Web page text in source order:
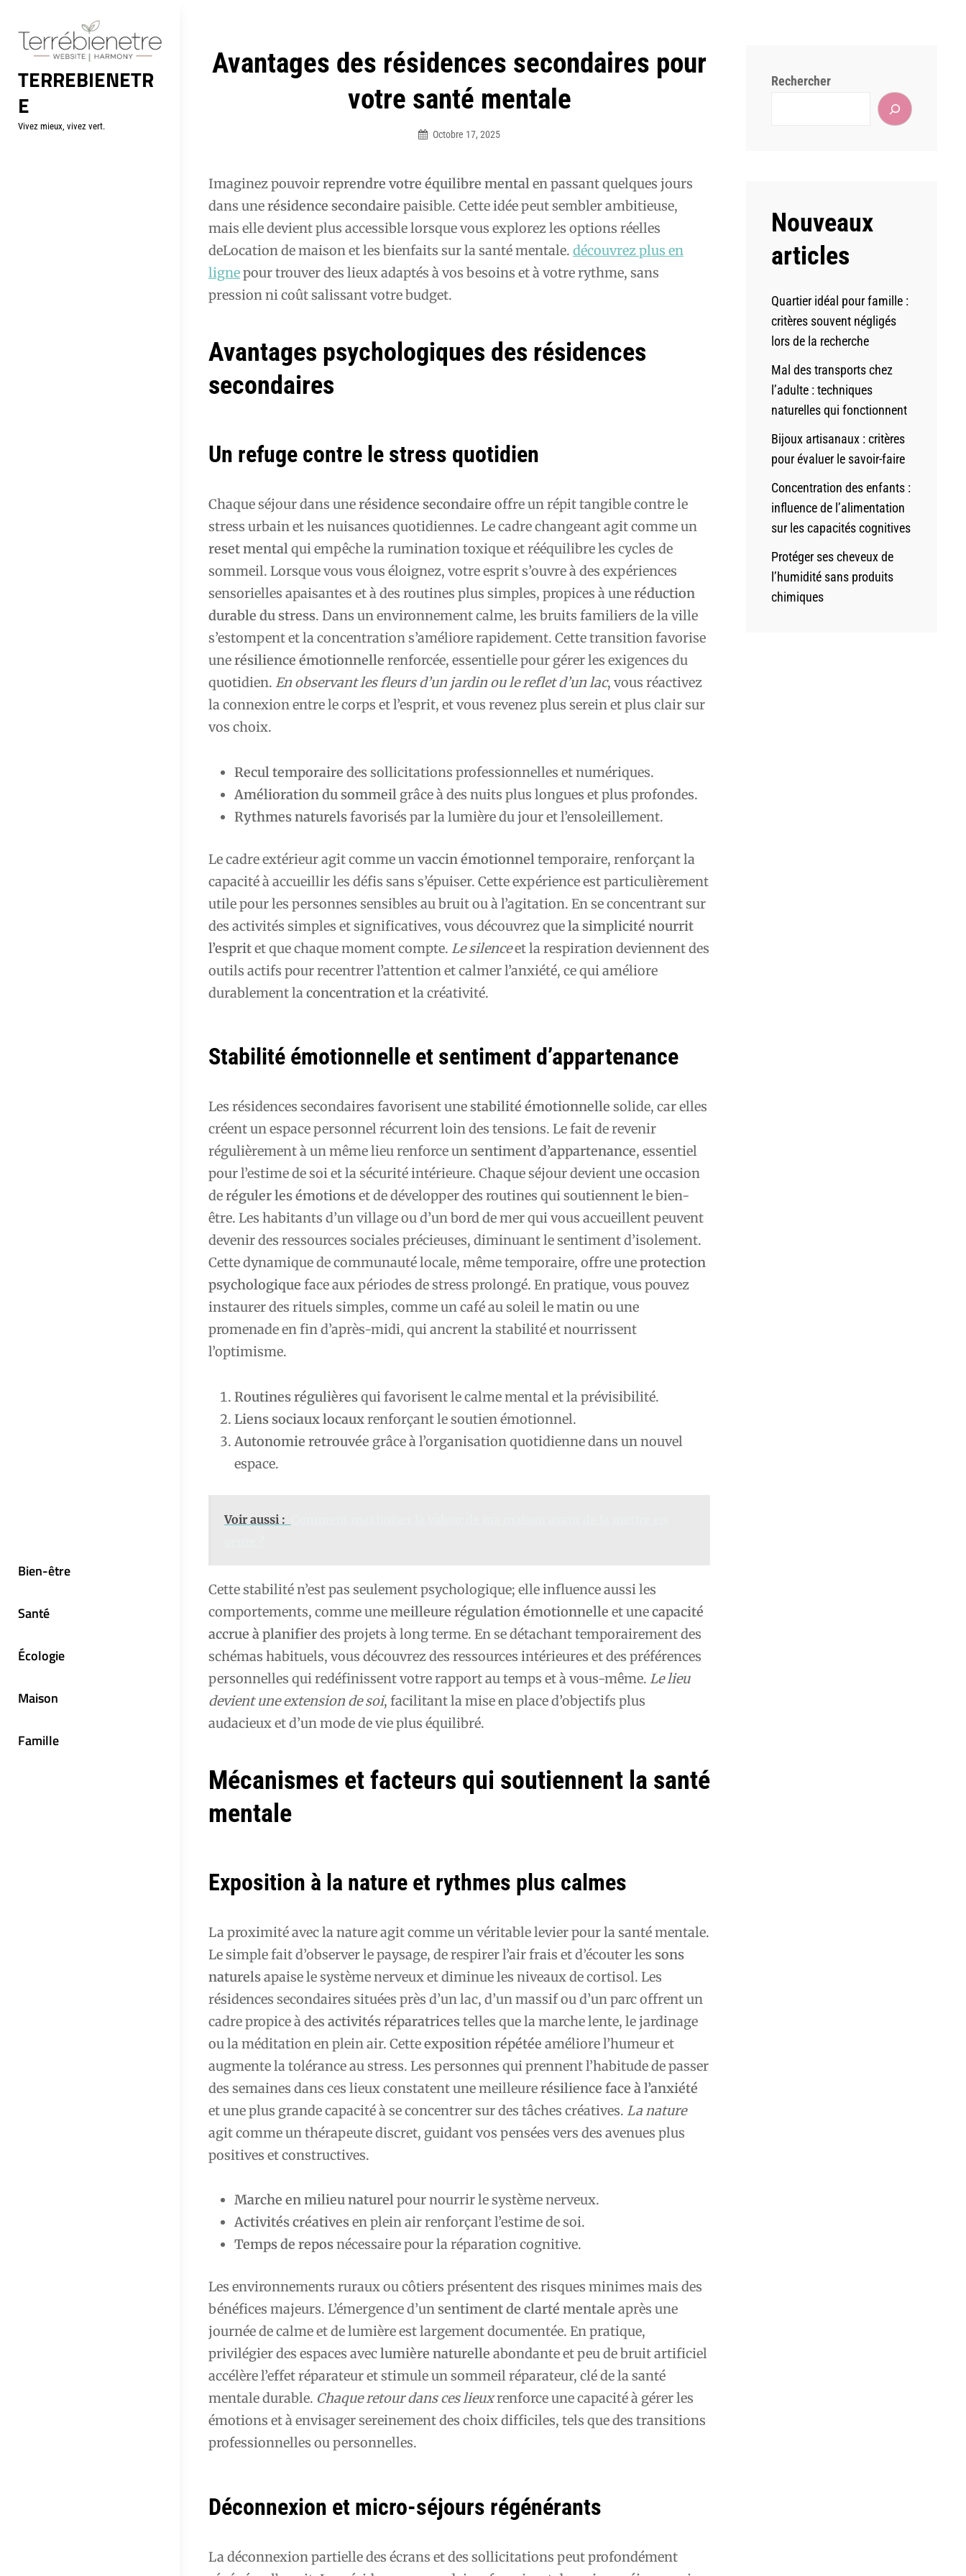
contenu
TERREBIENETR
E
Vivez mieux, vivez vert.
Bien-être
Santé
Écologie
Maison
Famille
Avantages des résidences secondaires pour
votre santé mentale
Octobre 17, 2025
Imaginez pouvoirreprendre votre équilibre mentalen passant quelques jours
dans unerésidence secondaire paisible. Cette idée peut sembler ambitieuse,
mais elle devient plus accessible lorsque vous explorez les options réelles
deLocation de maison et les bienfaits sur la santé mentale. découvrez plus en
lignepour trouver des lieux adaptés à vos besoins et à votre rythme, sans
pression ni coût salissant votre budget.
Avantages psychologiques des résidences
secondaires
Un refuge contre le stress quotidien
Chaque séjour dans unerésidence secondaire offre un répit tangible contre le
stress urbain et les nuisances quotidiennes. Le cadre changeant agit comme un
reset mentalqui empêche la rumination toxique et rééquilibre les cycles de
sommeil. Lorsque vous vous éloignez, votre esprit s’ouvre à des expériences
sensorielles apaisantes et à des routines plus simples, propices à uneréduction
durable du stress. Dans un environnement calme, les bruits familiers de la ville
s’estompent et la concentration s’améliore rapidement. Cette transition favorise
unerésilience émotionnelle renforcée, essentielle pour gérer les exigences du
quotidien. En observant les fleurs d’un jardin ou le reflet d’un lac, vous réactivez
la connexion entre le corps et l’esprit, et vous revenez plus serein et plus clair sur
vos choix.
Recul temporaire des sollicitations professionnelles et numériques.
Amélioration du sommeil grâce à des nuits plus longues et plus profondes.
Rythmes naturelsfavorisés par la lumière du jour et l’ensoleillement.
Le cadre extérieur agit comme unvaccin émotionneltemporaire, renforçant la
capacité à accueillir les défis sans s’épuiser. Cette expérience est particulièrement
utile pour les personnes sensibles au bruit ou à l’agitation. En se concentrant sur
des activités simples et significatives, vous découvrez quela simplicité nourrit
l’espritet que chaque moment compte. Le silenceet la respiration deviennent des
outils actifs pour recentrer l’attention et calmer l’anxiété, ce qui améliore
durablement laconcentrationet la créativité.
Stabilité émotionnelle et sentiment d’appartenance
Les résidences secondaires favorisent unestabilité émotionnelle solide, car elles
créent un espace personnel récurrent loin des tensions. Le fait de revenir
régulièrement à un même lieu renforce unsentiment d’appartenance, essentiel
pour l’estime de soi et la sécurité intérieure. Chaque séjour devient une occasion
deréguler les émotionset de développer des routines qui soutiennent le bien-
être. Les habitants d’un village ou d’un bord de mer qui vous accueillent peuvent
devenir des ressources sociales précieuses, diminuant le sentiment d’isolement.
Cette dynamique de communauté locale, même temporaire, offre uneprotection
psychologique face aux périodes de stress prolongé. En pratique, vous pouvez
instaurer des rituels simples, comme un café au soleil le matin ou une
promenade en fin d’après-midi, qui ancrent la stabilité et nourrissent
l’optimisme.
Routines régulièresqui favorisent le calme mental et la prévisibilité.
Liens sociaux locauxrenforçant le soutien émotionnel.
Autonomie retrouvée grâce à l’organisation quotidienne dans un nouvel
espace.
Voir aussi :
Cette stabilité n’est pas seulement psychologique; elle influence aussi les
comportements, comme unemeilleure régulation émotionnelle et unecapacité
accrue à planifierdes projets à long terme. En se détachant temporairement des
schémas habituels, vous découvrez des ressources intérieures et des préférences
personnelles qui redéfinissent votre rapport au temps et à vous-même. Le lieu
devient une extension de soi, facilitant la mise en place d’objectifs plus
audacieux et d’un mode de vie plus équilibré.
Mécanismes et facteurs qui soutiennent la santé
mentale
Exposition à la nature et rythmes plus calmes
La proximité avec la nature agit comme un véritable levier pour la santé mentale.
Le simple fait d’observer le paysage, de respirer l’air frais et d’écouter les sons
naturelsapaise le système nerveux et diminue les niveaux de cortisol. Les
résidences secondaires situées près d’un lac, d’un massif ou d’un parc offrent un
cadre propice à des activités réparatricestelles que la marche lente, le jardinage
ou la méditation en plein air. Cetteexposition répétée améliore l’humeur et
augmente la tolérance au stress. Les personnes qui prennent l’habitude de passer
des semaines dans ces lieux constatent une meilleurerésilience face à l’anxiété
et une plus grande capacité à se concentrer sur des tâches créatives. La nature
agit comme un thérapeute discret, guidant vos pensées vers des avenues plus
positives et constructives.
Marche en milieu naturelpour nourrir le système nerveux.
Activités créativesen plein air renforçant l’estime de soi.
Temps de reposnécessaire pour la réparation cognitive.
Les environnements ruraux ou côtiers présentent des risques minimes mais des
bénéfices majeurs. L’émergence d’unsentiment de clarté mentale après une
journée de calme et de lumière est largement documentée. En pratique,
privilégier des espaces aveclumière naturelle abondante et peu de bruit artificiel
accélère l’effet réparateur et stimule un sommeil réparateur, clé de la santé
mentale durable. Chaque retour dans ces lieuxrenforce une capacité à gérer les
émotions et à envisager sereinement des choix difficiles, tels que des transitions
professionnelles ou personnelles.
Déconnexion et micro-séjours régénérants
La déconnexion partielle des écrans et des sollicitations peut profondément
Navigation
Rechercher
Nouveaux
articles
Quartier idéal pour famille :
critères souvent négligés
lors de la recherche
Mal des transports chez
l’adulte : techniques
naturelles qui fonctionnent
Bijoux artisanaux : critères
pour évaluer le savoir-faire
Concentration des enfants :
influence de l’alimentation
sur les capacités cognitives
Protéger ses cheveux de
l’humidité sans produits
chimiques